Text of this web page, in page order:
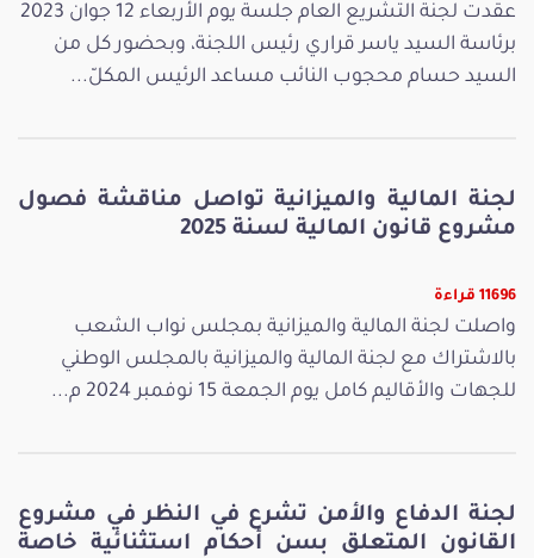
عقدت لجنة التشريع العام جلسة يوم الأربعاء 12 جوان 2023
برئاسة السيد ياسر قراري رئيس اللجنة، وبحضور كل من
السيد حسام محجوب النائب مساعد الرئيس المكلّ...
لجنة المالية والميزانية تواصل مناقشة فصول
مشروع قانون المالية لسنة 2025
11696 قراءة
واصلت لجنة المالية والميزانية بمجلس نواب الشعب
بالاشتراك مع لجنة المالية والميزانية بالمجلس الوطني
للجهات والأقاليم كامل يوم الجمعة 15 نوفمبر 2024 م...
لجنة الدفاع والأمن تشرع في النظر في مشروع
القانون المتعلق بسن أحكام استثنائية خاصة